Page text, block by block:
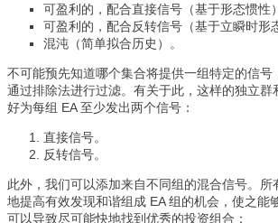
可盈利的，配合直接信号（基于形态惯性
可盈利的，配合反转信号（基于立瞬时形
混沌（简单拟合历史）。
不可能预先知道哪个集合将提供一组特定的信号
通过排除法进行过滤。有关于此，这样的独立群
好为每组 EA 至少发出两个信号：
直接信号。
反转信号。
此外，我们可以添加来自不同组的混合信号。所
地提高有效发现和谐组成 EA 组的机会，使之能
可以导致尽可能快地找到优秀的投资组合：